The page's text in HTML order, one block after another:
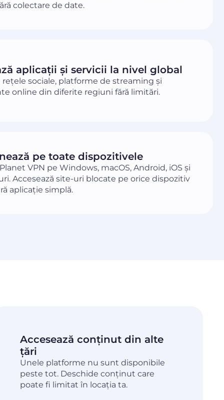
colectare de date.
aplicații și servicii la nivel global
rețele sociale, platforme de streaming și
online din diferite regiuni fără limitări.
pe toate dispozitivele
VPN pe Windows, macOS, Android, iOS și
Accesează site-uri blocate pe orice dispozitiv
aplicație simplă.
Accesează conținut din alte
țări
Unele platforme nu sunt disponibile
peste tot. Deschide conținut care
poate fi limitat în locația ta.